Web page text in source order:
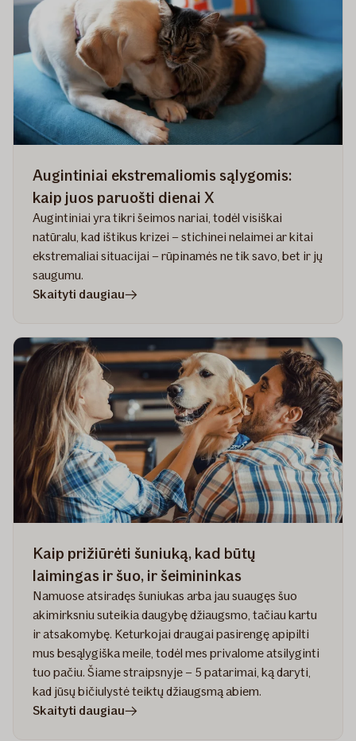
Augintiniai ekstremaliomis sąlygomis:
kaip juos paruošti dienai X
Augintiniai yra tikri šeimos nariai, todėl visiškai
natūralu, kad ištikus krizei – stichinei nelaimei ar kitai
ekstremaliai situacijai – rūpinamės ne tik savo, bet ir jų
saugumu.
Skaityti daugiaustraipsnyje
sąlygomis:
kaip
juos
paruošti
dienai
X
Kaip prižiūrėti šuniuką, kad būtų
laimingas ir šuo, ir šeimininkas
Namuose atsiradęs šuniukas arba jau suaugęs šuo
akimirksniu suteikia daugybę džiaugsmo, tačiau kartu
ir atsakomybę. Keturkojai draugai pasirengę apipilti
mus besąlygiška meile, todėl mes privalome atsilyginti
tuo pačiu. Šiame straipsnyje – 5 patarimai, ką daryti,
kad jūsų bičiulystė teiktų džiaugsmą abiem.
Skaityti daugiaustraipsnyje